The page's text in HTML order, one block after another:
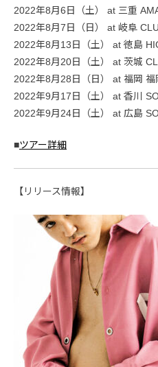
2022年8月6日（土） at 三重
2022年8月7日（日） at 岐阜
2022年8月13日（土） at 徳島
2022年8月20日（土） at 茨城
2022年8月28日（日） at 福岡 福
2022年9月17日（土） at 香川
2022年9月24日（土） at 広島
■ツアー詳細
【リリース情報】